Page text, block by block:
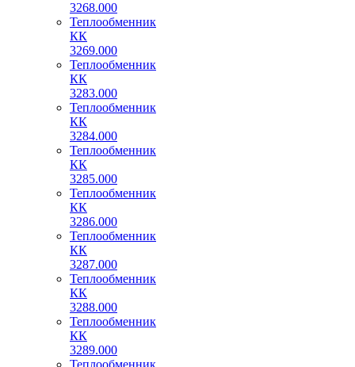
3268.000
Теплообменник
КК
3269.000
Теплообменник
КК
3283.000
Теплообменник
КК
3284.000
Теплообменник
КК
3285.000
Теплообменник
КК
3286.000
Теплообменник
КК
3287.000
Теплообменник
КК
3288.000
Теплообменник
КК
3289.000
Теплообменник